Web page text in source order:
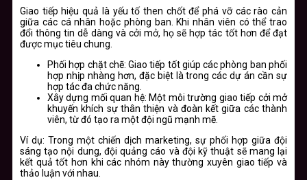
Giao tiếp hiệu quả là yếu tố then chốt để phá vỡ các rào cản
giữa các cá nhân hoặc phòng ban. Khi nhân viên có thể trao
đổi thông tin dễ dàng và cởi mở, họ sẽ hợp tác tốt hơn để đạt
được mục tiêu chung.
Phối hợp chặt chẽ: Giao tiếp tốt giúp các phòng ban phối
hợp nhịp nhàng hơn, đặc biệt là trong các dự án cần sự
hợp tác đa chức năng.
Xây dựng mối quan hệ: Một môi trường giao tiếp cởi mở
khuyến khích sự thân thiện và đoàn kết giữa các thành
viên, từ đó tạo ra một đội ngũ mạnh mẽ.
Ví dụ: Trong một chiến dịch marketing, sự phối hợp giữa đội
sáng tạo nội dung, đội quảng cáo và đội kỹ thuật sẽ mang lại
kết quả tốt hơn khi các nhóm này thường xuyên giao tiếp và
thảo luận với nhau.